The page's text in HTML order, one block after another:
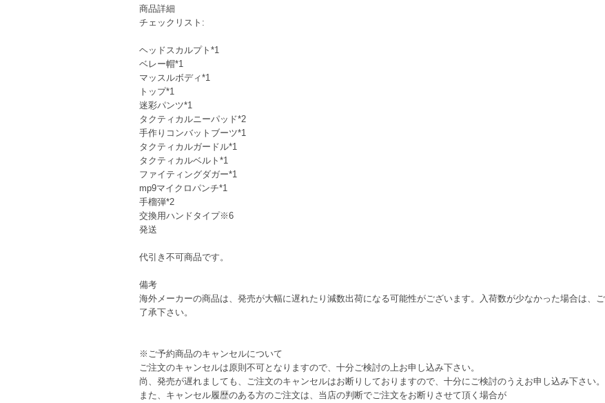
商品詳細
チェックリスト:
ヘッドスカルプト*1
ベレー帽*1
マッスルボディ*1
トップ*1
迷彩パンツ*1
タクティカルニーパッド*2
手作りコンバットブーツ*1
タクティカルガードル*1
タクティカルベルト*1
ファイティングダガー*1
mp9マイクロパンチ*1
手榴弾*2
交換用ハンドタイプ※6
発送
代引き不可商品です。
備考
海外メーカーの商品は、発売が大幅に遅れたり減数出荷になる可能性がございます。入荷数が少なかった場合は、
了承下さい。
※ご予約商品のキャンセルについて
ご注文のキャンセルは原則不可となりますので、十分ご検討の上お申し込み下さい。
尚、発売が遅れましても、ご注文のキャンセルはお断りしておりますので、十分にご検討のうえお申し込み下さい。
また、キャンセル履歴のある方のご注文は、当店の判断でご注文をお断りさせて頂く場合が